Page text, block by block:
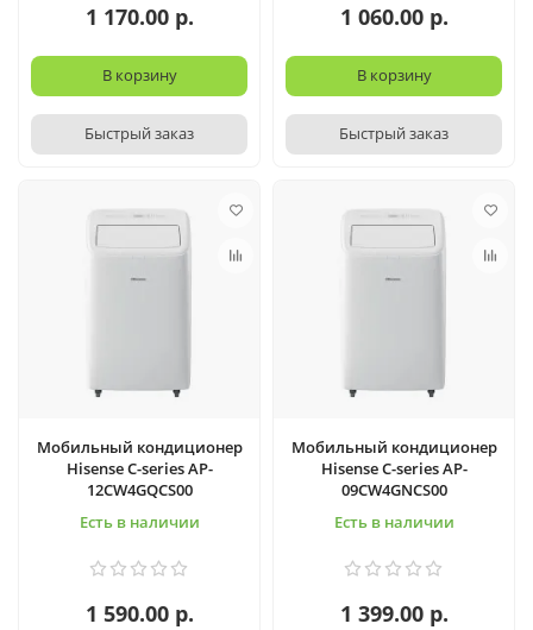
1 170.00 р.
В корзину
Быстрый заказ
1 060.00 р.
В корзину
Быстрый заказ
Мобильный кондиционер
Hisense C-series AP-
12CW4GQCS00
Есть в наличии
1 590.00 р.
Мобильный кондиционер
Hisense C-series AP-
09CW4GNCS00
Есть в наличии
1 399.00 р.